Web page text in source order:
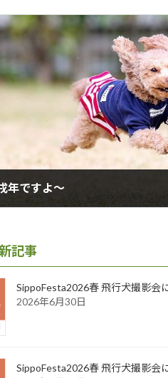
年ですよ～
記事
SippoFesta2026春 飛行犬撮影会
2026年6月30日
SippoFesta2026春 飛行犬撮影会